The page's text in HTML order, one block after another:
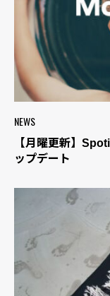
NEWS
【月曜更新】
ップデート